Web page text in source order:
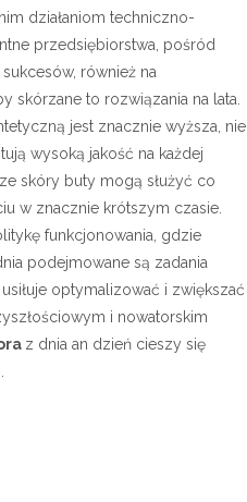
działaniom techniczno-
przedsiębiorstwa, pośród
również na
skórzane to rozwiązania na lata.
jest znacznie wyższa, nie
wysoką jakość na każdej
skóry buty mogą służyć co
w znacznie krótszym czasie.
funkcjonowania, gdzie
podejmowane są zadania
usiłuje optymalizować i zwiększać
i nowatorskim
z dnia an dzień cieszy się